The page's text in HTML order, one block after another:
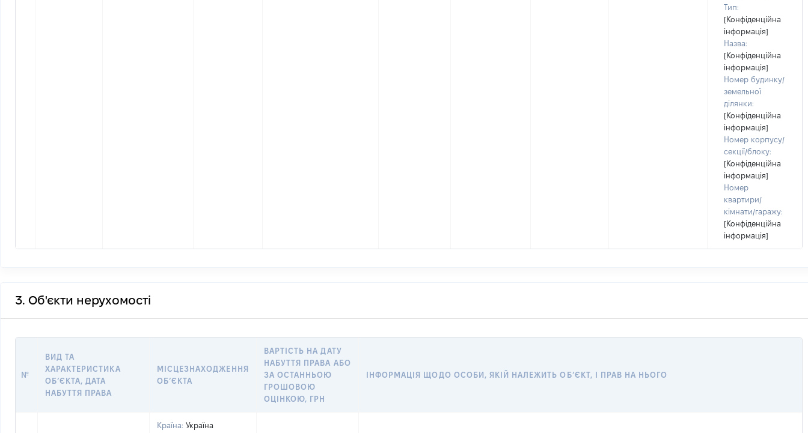
Тип:
[Конфіденційна
інформація]
Назва:
[Конфіденційна
інформація]
Номер будинку/
земельної
ділянки:
[Конфіденційна
інформація]
Номер корпусу/
секції/блоку:
[Конфіденційна
інформація]
Номер
квартири/
кімнати/гаражу:
[Конфіденційна
інформація]
3. Об'єкти нерухомості
№
ВИД ТА
ХАРАКТЕРИСТИКА
ОБʼЄКТА, ДАТА
НАБУТТЯ ПРАВА
МІСЦЕЗНАХОДЖЕННЯ
ОБʼЄКТА
ВАРТІСТЬ НА ДАТУ
НАБУТТЯ ПРАВА АБО
ЗА ОСТАННЬОЮ
ГРОШОВОЮ
ОЦІНКОЮ, ГРН
ІНФОРМАЦІЯ ЩОДО ОСОБИ, ЯКІЙ НАЛЕЖИТЬ ОБ’ЄКТ, І ПРАВ НА НЬОГО
Країна: Україна